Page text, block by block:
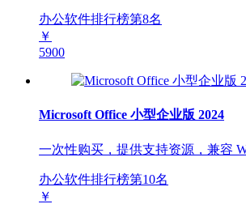
办公软件排行榜第8名
￥
5900
Microsoft Office 小型企业版 2024
一次性购买，提供支持资源，兼容
办公软件排行榜第10名
￥